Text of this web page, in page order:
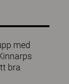
med
bra